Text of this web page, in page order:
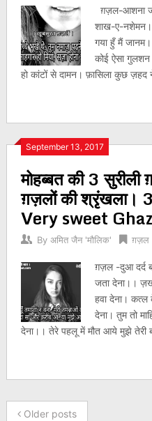
ग़ज़ल-आशना
शाख-ए-
गया हुँ मैं
कोई ऐसा
हो कांटों से दामन। फ़ासिला कुछ ज़हद
September 13, 2017
मोहब्बत की 3
ग़ज़लों की श्रृंखला।
Very sweet
By अमित जैन 'मौलिक' ग़ज़ल
ग़ज़ल -दुआ दर्द
जता देना।।
हवा देना।
देना। तुम तो
देना।। तेरे पहलू में मौत आये मुझे तेरी
Older posts